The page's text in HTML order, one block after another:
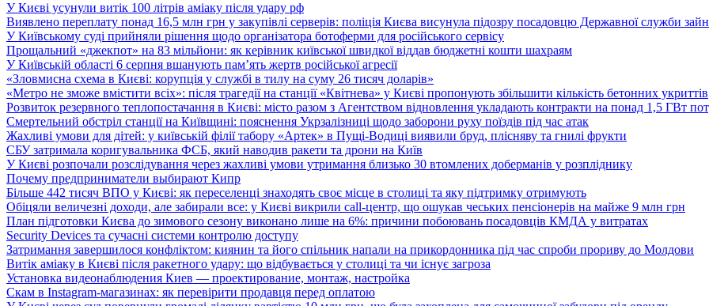
У Києві усунули витік 100 літрів аміаку після удару рф
Виявлено переплату понад 16,5 млн грн у закупівлі серверів: поліція Києва висунула підозру посадовцю Державної служби
У Київському суді прийняли рішення щодо організатора ботоферми для російського сервісу
Прощальний «джекпот» на 83 мільйони: як керівник київської швидкої віддав бюджетні кошти шахраям
У Київській області 6 серпня вшанують пам’ять жертв російської агресії
«Зловмисна схема в Києві: корупція у службі в тилу на суму 26 тисяч доларів»
«Метро не зможе вмістити всіх»: після трагедії на станції «Квітнева» у Києві пропонують збільшити кількість бетонних укриттів
Розвиток резервного теплопостачання в Києві: місто разом з Агентством відновлення укладають контракти на понад 1,5 ГВт
Смертельний обстріл станції на Київщині: пояснення Укрзалізниці щодо заборони руху поїздів під час атак
Жахливі умови для дітей: у київській філії табору «Артек» в Пущі-Водиці виявили бруд, плісняву та гнилі фрукти
СБУ затримала коригувальника ФСБ, який наводив ракети та дрони на Київ
У Києві розпочали розслідування через жахливі умови утримання близько 30 втомлених доберманів у розпліднику
Почему предприниматели выбирают Кипр
Більше 442 тисяч ВПО у Києві: як переселенці знаходять своє місце в столиці та яку підтримку отримують
Обіцяли величезні доходи, але забирали все: у Києві викрили call-центр, що ошукав чеських пенсіонерів на майже 9 млн грн
План підготовки Києва до зимового сезону виконано лише на 6%: причини побоювань посадовців КМДА у витратах
Security Devices та сучасні системи контролю доступу
Затримання завершилося конфліктом: киянин та його спільник напали на прикордонника під час спроби прориву до Молдови
Витік аміаку в Києві після ракетного удару: що відбувається у столиці та чи існує загроза
Установка видеонаблюдения Киев — проектирование, монтаж, настройка
Скам в Instagram-магазинах: як перевірити продавця перед оплатою